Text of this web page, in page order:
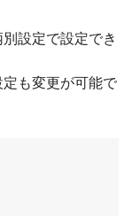
設定で設定でき
も変更が可能で